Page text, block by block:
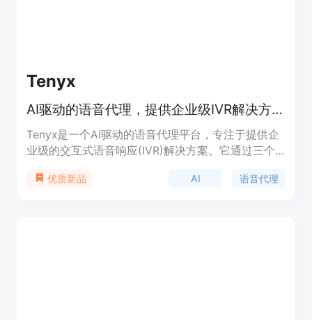
Tenyx
AI驱动的语音代理，提供企业级IVR解决方案。
Tenyx是一个AI驱动的语音代理平台，专注于提供企
业级的交互式语音响应(IVR)解决方案。它通过三个
AI，来实现高效、定制化的语音服务。Tenyx的核心
优质新品 AI 语音代理